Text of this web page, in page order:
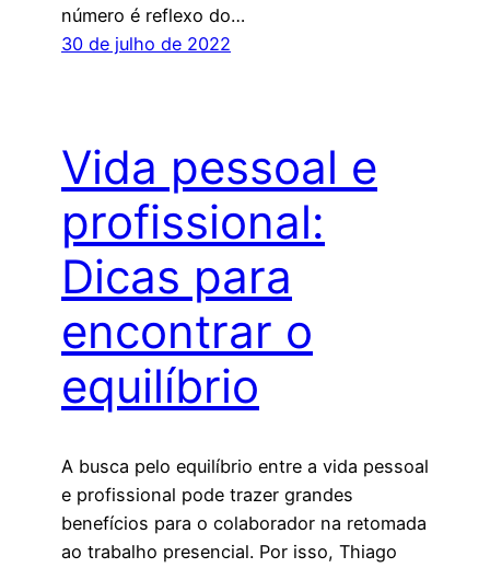
número é reflexo do…
30 de julho de 2022
Vida pessoal e
profissional:
Dicas para
encontrar o
equilíbrio
A busca pelo equilíbrio entre a vida pessoal
e profissional pode trazer grandes
benefícios para o colaborador na retomada
ao trabalho presencial. Por isso, Thiago